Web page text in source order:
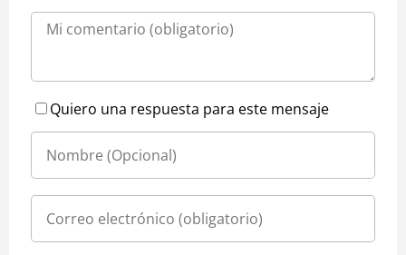
Quiero una respuesta para este mensaje